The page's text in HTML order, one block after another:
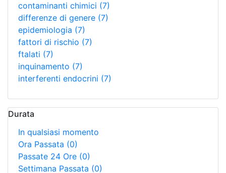
contaminanti chimici (7)
differenze di genere (7)
epidemiologia (7)
fattori di rischio (7)
ftalati (7)
inquinamento (7)
interferenti endocrini (7)
Durata
In qualsiasi momento
Ora Passata (0)
Passate 24 Ore (0)
Settimana Passata (0)